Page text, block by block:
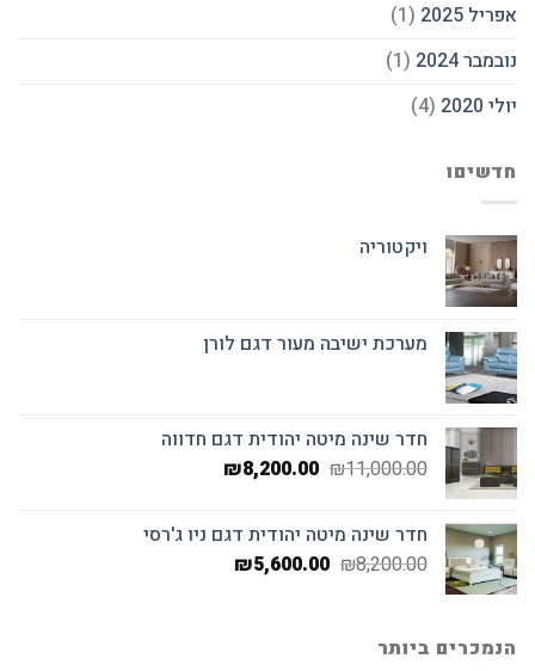
אפריל 2025
(1)
נובמבר 2024
(1)
יולי 2020
(4)
חדשיםו
ויקטוריה
מערכת ישיבה מעור דגם לורן
חדר שינה מיטה יהודית דגם חדווה
₪11,000.00
המחיר
₪11,000.00.
₪8,200.00
המחיר
₪8,200.00.
חדר שינה מיטה יהודית דגם ניו ג'רסי
₪8,200.00
המחיר
₪5,600.00
המחיר
הנמכרים ביותר